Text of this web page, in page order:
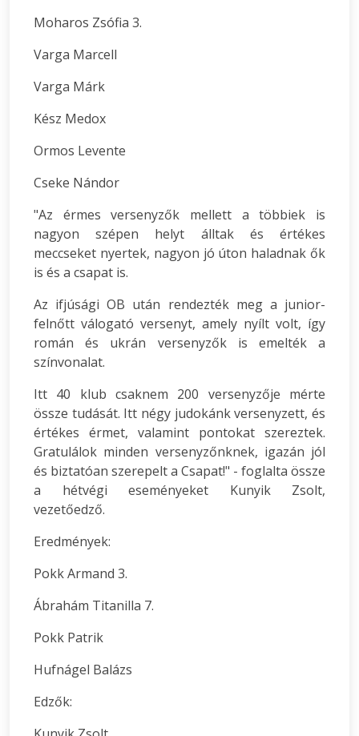
Moharos Zsófia 3.
Varga Marcell
Varga Márk
Kész Medox
Ormos Levente
Cseke Nándor
"Az érmes versenyzők mellett a többiek is
nagyon szépen helyt álltak és értékes
meccseket nyertek, nagyon jó úton haladnak ők
is és a csapat is.
Az ifjúsági OB után rendezték meg a junior-
felnőtt válogató versenyt, amely nyílt volt, így
román és ukrán versenyzők is emelték a
színvonalat.
Itt 40 klub csaknem 200 versenyzője mérte
össze tudását. Itt négy judokánk versenyzett, és
értékes érmet, valamint pontokat szereztek.
Gratulálok minden versenyzőnknek, igazán jól
és biztatóan szerepelt a Csapat!" - foglalta össze
a hétvégi eseményeket Kunyik Zsolt,
vezetőedző.
Eredmények:
Pokk Armand 3.
Ábrahám Titanilla 7.
Pokk Patrik
Hufnágel Balázs
Edzők: